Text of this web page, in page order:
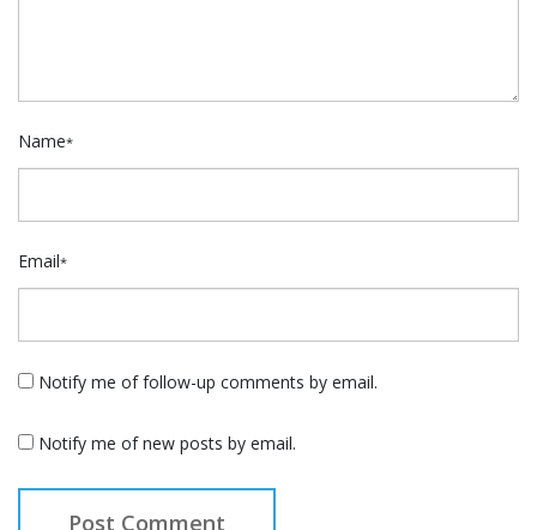
Name*
Email*
Notify me of follow-up comments by email.
Notify me of new posts by email.